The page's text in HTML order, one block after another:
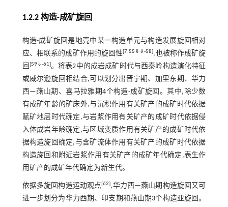
1.2.2 构造-成矿旋回
构造-成矿旋回是地壳中某一构造单元与构造发展旋回相对
应、相联系的成矿作用的旋回性[7,55 ⇓ ⇓-58],也被称作成矿旋
回 [59⇓-61]。将表2中的成岩成矿时代与西秦岭构造演化特征
或威尔逊旋回相结合,可以划分出晋宁期、加里东期、华力
西—燕山期、喜马拉雅期4个构造-成矿旋回。其中,除少数
有成矿年龄的矿床外,与沉积作用有关矿产的成矿时代依据
赋矿地层时代确定,与岩浆作用有关矿产的成矿时代依据侵
入体成岩年龄确定,与区域变质作用有关矿产的成矿时代依
据构造旋回确定,与含矿流体作用有关矿产的成矿时代依据
构造旋回和附近岩浆作用有关矿产的成矿年代确定,表生作
用矿产的成矿年代确定为新生代。
依据多旋回构造运动观点[62],华力西—燕山期构造旋回又可
进一步划分为华力西期、印支期和燕山期3个构造亚旋回。